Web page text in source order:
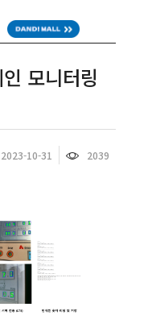
모니터링
2023-10-31 2039